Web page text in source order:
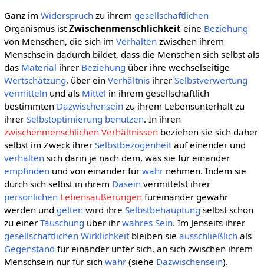
Ganz im Widerspruchzu ihrem gesellschaftlichen
Organismus istZwischenmenschlichkeiteine Beziehung
von Menschen, die sich im Verhaltenzwischen ihrem
Menschsein dadurch bildet, dass die Menschen sich selbst als
das Material ihrer Beziehung über ihre wechselseitige
Wertschätzung, über ein Verhältnisihrer Selbstverwertung
vermittelnund als Mittel in ihrem gesellschaftlich
bestimmten Dazwischenseinzu ihrem Lebensunterhalt zu
ihrer Selbstoptimierung benutzen. In ihren
zwischenmenschlichen Verhältnissenbeziehen sie sich daher
selbst im Zweck ihrer Selbstbezogenheitauf einender und
verhaltensich darin je nach dem, was sie für einander
empfindenund von einander für wahrnehmen. Indem sie
durch sich selbst in ihrem Daseinvermittelst ihrer
persönlichen Lebensäußerungenfüreinander gewahr
werden und geltenwird ihre Selbstbehauptung selbst schon
zu einer Täuschung über ihr wahres Sein. Im Jenseits ihrer
gesellschaftlichen Wirklichkeitbleiben sie ausschließlichals
Gegenstand für einander unter sich, an sich zwischen ihrem
Menschsein nur für sich wahr(siehe Dazwischensein).